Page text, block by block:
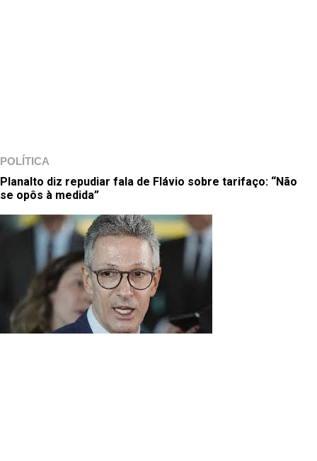
POLÍTICA
Planalto diz repudiar fala de Flávio sobre tarifaço: “Não
se opôs à medida”